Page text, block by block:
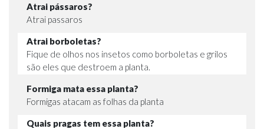
Atrai pássaros?
Atrai passaros
Atrai borboletas?
Fique de olhos nos insetos como borboletas e grilos
são eles que destroem a planta.
Formiga mata essa planta?
Formigas atacam as folhas da planta
Quais pragas tem essa planta?